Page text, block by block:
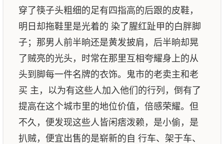
穿了筷子头粗细的足有四指高的后跟的皮鞋，
明日却拖鞋里是光着的 染了腥红趾甲的白胖脚
子；那男人前半晌还是黄发披肩，后半晌却晃
了贼亮的光头，时常在那里互相夸耀身上的从
头到脚每一件名牌的衣饰。鬼市的老卖主和老
买 主，以为有这些人加入他们的行列，倒有了
提高在这个城市里的地位价值，倍感荣耀。但
不久，便发现这些人皆闲痞泼赖，是小偷，是
扒贼，便宜出售的是崭新的自 行车、架于车、